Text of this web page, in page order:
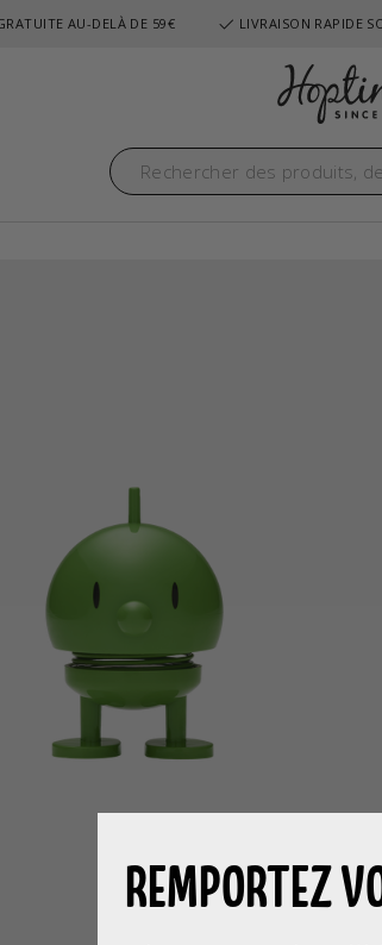
AU-DELÀ DE 59€ LIVRAISON RAPIDE
REMPORTEZ